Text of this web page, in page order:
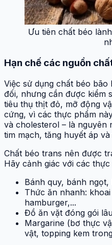
Ưu tiên chất béo
Hạn chế các nguồn
Việc sử dụng chất béo
đối, nhưng cần được kiểm
tiêu thụ thịt đỏ, mỡ động
cứng, vì các thực phẩm
và cholesterol – là nguyên
tim mạch, tăng huyết áp
Chất béo trans nên được
Hãy cảnh giác với các
Bánh quy, bánh
Thức ăn nhanh:
hamburger,...
Đồ ăn vặt đóng gói
Margarine (bơ thực
vật, topping kem